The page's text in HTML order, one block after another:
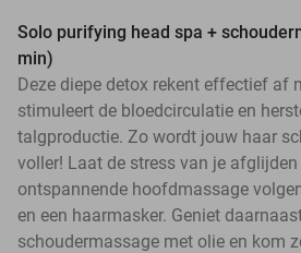
Solo purifying head spa +
min)
Deze diepe detox rekent effectief af
stimuleert de bloedcirculatie en
talgproductie. Zo wordt jouw haar
voller! Laat de stress van je afglijden
ontspannende hoofdmassage
en een haarmasker. Geniet
schoudermassage met olie en kom